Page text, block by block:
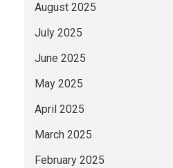
August 2025
July 2025
June 2025
May 2025
April 2025
March 2025
February 2025